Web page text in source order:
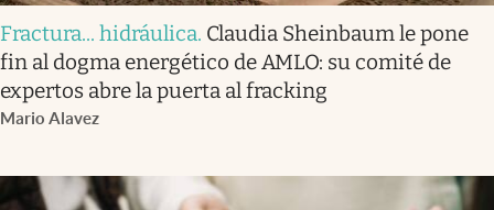
Fractura... hidráulica. Claudia Sheinbaum le pone
fin al dogma energético de AMLO: su comité de
expertos abre la puerta al fracking
Mario Alavez